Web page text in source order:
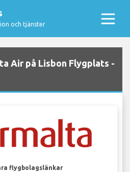
och tjänster
Air på Lisbon Flygplats -
flygbolagslänkar